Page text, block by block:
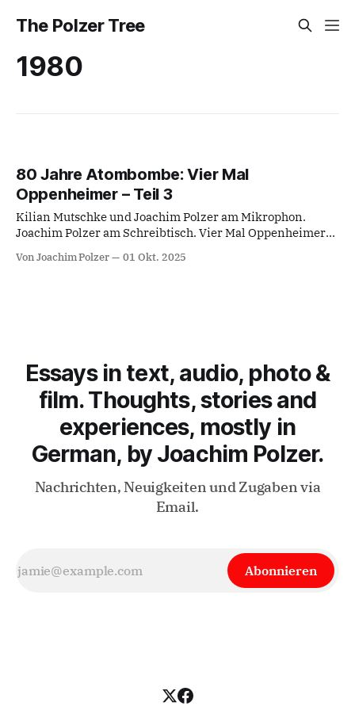
The Polzer Tree
1980
80 Jahre Atombombe: Vier Mal
Oppenheimer – Teil 3
Kilian Mutschke und Joachim Polzer am Mikrophon.
Joachim Polzer am Schreibtisch. Vier Mal Oppenheimer
Episoden) Regie: Barry Davis Hauptdarsteller: Sam
Von Joachim Polzer 01 Okt. 2025
Essays in text, audio, photo &
film. Thoughts, stories and
experiences, mostly in
German, by Joachim Polzer.
Nachrichten, Neuigkeiten und Zugaben via
Email.
Abonnieren